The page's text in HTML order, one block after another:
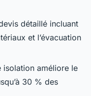
détaillé incluant
et l’évacuation
isolation améliore le
30 % des